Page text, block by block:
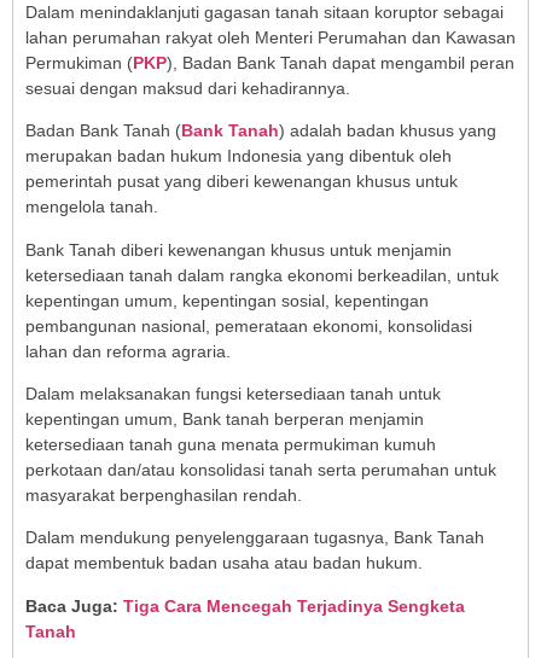
Dalam menindaklanjuti gagasan tanah sitaan koruptor sebagai
lahan perumahan rakyat oleh Menteri Perumahan dan Kawasan
Permukiman (PKP), Badan Bank Tanah dapat mengambil peran
sesuai dengan maksud dari kehadirannya.
Badan Bank Tanah (Bank Tanah) adalah badan khusus yang
merupakan badan hukum Indonesia yang dibentuk oleh
pemerintah pusat yang diberi kewenangan khusus untuk
mengelola tanah.
Bank Tanah diberi kewenangan khusus untuk menjamin
ketersediaan tanah dalam rangka ekonomi berkeadilan, untuk
kepentingan umum, kepentingan sosial, kepentingan
pembangunan nasional, pemerataan ekonomi, konsolidasi
lahan dan reforma agraria.
Dalam melaksanakan fungsi ketersediaan tanah untuk
kepentingan umum, Bank tanah berperan menjamin
ketersediaan tanah guna menata permukiman kumuh
perkotaan dan/atau konsolidasi tanah serta perumahan untuk
masyarakat berpenghasilan rendah.
Dalam mendukung penyelenggaraan tugasnya, Bank Tanah
dapat membentuk badan usaha atau badan hukum.
Baca Juga: Tiga Cara Mencegah Terjadinya Sengketa
Tanah